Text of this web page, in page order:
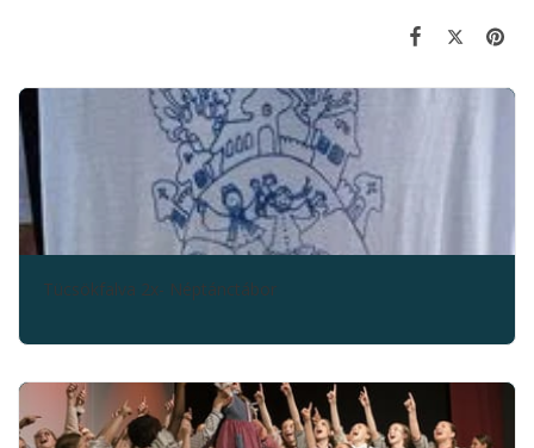
Tücsökfalva 2x- Néptánctábor